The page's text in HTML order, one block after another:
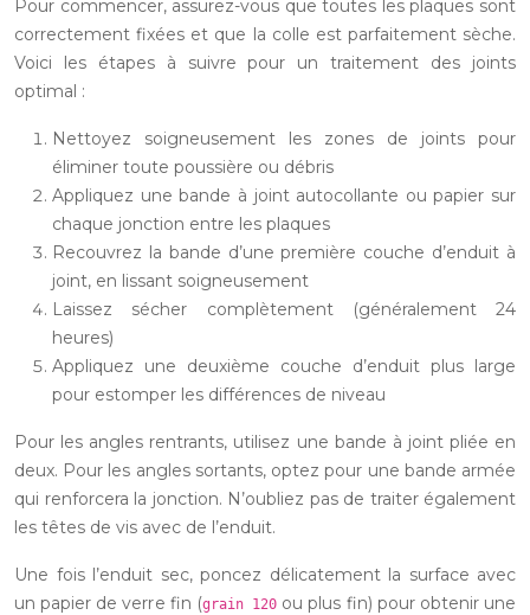
Pour commencer, assurez-vous que toutes les plaques sont
correctement fixées et que la colle est parfaitement sèche.
Voici les étapes à suivre pour un traitement des joints
optimal :
Nettoyez soigneusement les zones de joints pour
éliminer toute poussière ou débris
Appliquez une bande à joint autocollante ou papier sur
chaque jonction entre les plaques
Recouvrez la bande d’une première couche d’enduit à
joint, en lissant soigneusement
Laissez sécher complètement (généralement 24
heures)
Appliquez une deuxième couche d’enduit plus large
pour estomper les différences de niveau
Pour les angles rentrants, utilisez une bande à joint pliée en
deux. Pour les angles sortants, optez pour une bande armée
qui renforcera la jonction. N’oubliez pas de traiter également
les têtes de vis avec de l’enduit.
Une fois l’enduit sec, poncez délicatement la surface avec
un papier de verre fin (grain 120 ou plus fin) pour obtenir une